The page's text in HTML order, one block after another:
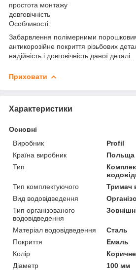
простота монтажу
довговічність
Особливості:
Забарвлення полімерними
антикорозійне покриття різьбових
надійність і довговічність даної деталі.
Приховати
Характеристики
Основні
Виробник
Profil
Країна виробник
Польща
Тип
Тип комплектуючого
Тримач
Вид водовідведення
Тип організованого
водовідведення
Матеріал водовідведення
Сталь
Покриття
Емаль
Колір
Діаметр
100 мм